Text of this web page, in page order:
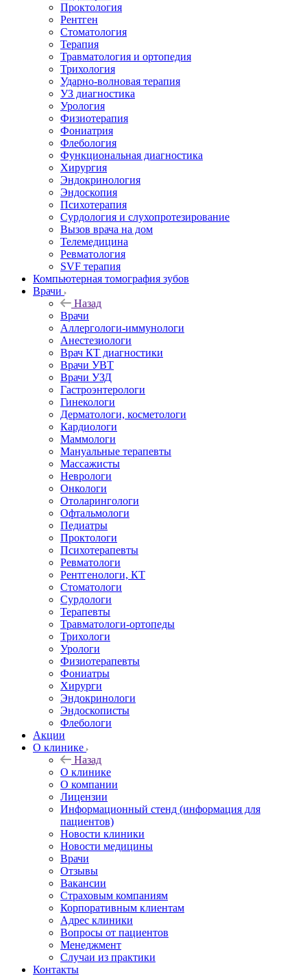
Проктология
Рентген
Стоматология
Терапия
Травматология и ортопедия
Трихология
Ударно-волновая терапия
УЗ диагностика
Урология
Физиотерапия
Фониатрия
Флебология
Функциональная диагностика
Хирургия
Эндокринология
Эндоскопия
Психотерапия
Сурдология и слухопротезирование
Вызов врача на дом
Телемедицина
Ревматология
SVF терапия
Компьютерная томография зубов
Врачи
Назад
Врачи
Аллергологи-иммунологи
Анестезиологи
Врач КТ диагностики
Врачи УВТ
Врачи УЗД
Гастроэнтерологи
Гинекологи
Дерматологи, косметологи
Кардиологи
Маммологи
Мануальные терапевты
Массажисты
Неврологи
Онкологи
Отоларингологи
Офтальмологи
Педиатры
Проктологи
Психотерапевты
Ревматологи
Рентгенологи, КТ
Стоматологи
Сурдологи
Терапевты
Травматологи-ортопеды
Трихологи
Урологи
Физиотерапевты
Фониатры
Хирурги
Эндокринологи
Эндоскописты
Флебологи
Акции
О клинике
Назад
О клинике
О компании
Лицензии
Информационный стенд (информация для
пациентов)
Новости клиники
Новости медицины
Врачи
Отзывы
Вакансии
Страховым компаниям
Корпоративным клиентам
Адрес клиники
Вопросы от пациентов
Менеджмент
Случаи из практики
Контакты